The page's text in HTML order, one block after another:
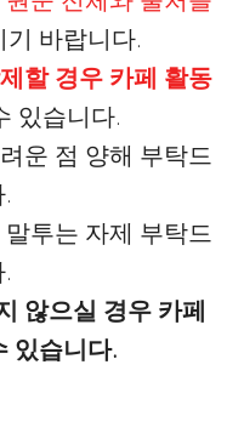
기 바랍니다.
할 경우 카페 활동
있습니다.
운 점 양해 부탁드
투는 자제 부탁드
않으실 경우 카페
있습니다.